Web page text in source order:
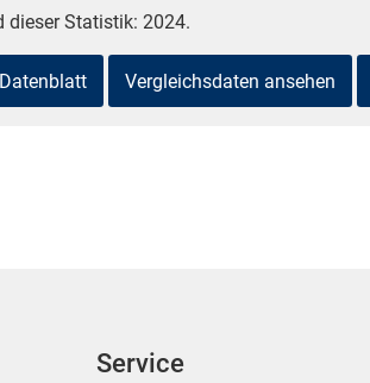
dieser Statistik: 2024.
Vergleichsdaten ansehen
Service